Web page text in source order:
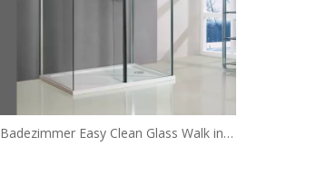
Badezimmer Easy Clean Glass Walk in